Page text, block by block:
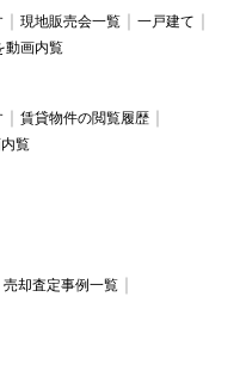
現地販売会一覧
一戸建て
動画内覧
賃貸物件の閲覧履歴
覧
売却査定事例一覧